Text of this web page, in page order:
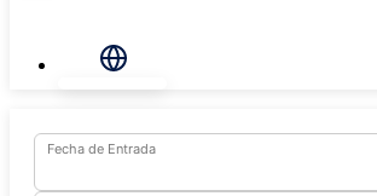
Fecha de Entrada